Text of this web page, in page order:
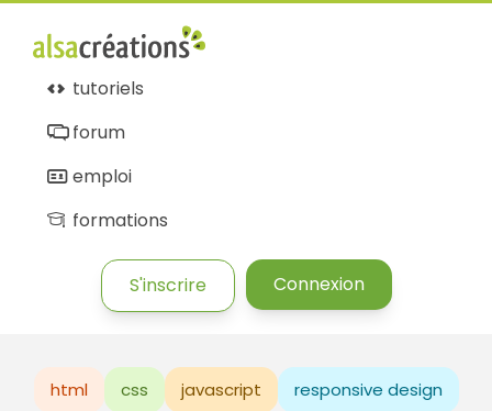
tutoriels
forum
emploi
formations
S'inscrire Connexion
html css javascript responsive design